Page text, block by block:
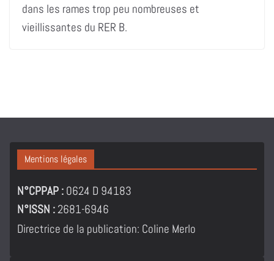
dans les rames trop peu nombreuses et
vieillissantes du RER B.
Mentions légales
N°CPPAP : 0624 D 94183
N°ISSN :2681-6946
Directrice de la publication: Coline Merlo